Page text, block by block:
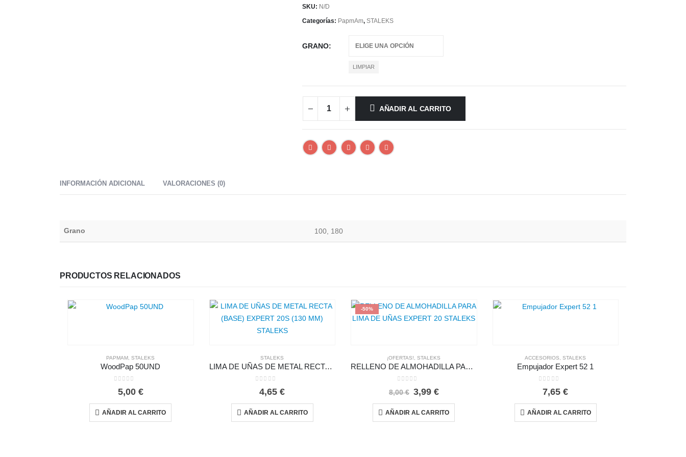
SKU: N/D
Categorías: PapmAm, STALEKS
GRANO
LIMPIAR
AÑADIR AL CARRITO
INFORMACIÓN ADICIONAL VALORACIONES (0)
Grano 100, 180
PRODUCTOS RELACIONADOS
PAPMAM ,STALEKS
WoodPap 50UND
5,00 €
AÑADIR AL CARRITO
STALEKS
LIMA DE UÑAS DE METAL RECTA (BASE) EXPERT 20S (130 MM) STALEKS
4,65€
AÑADIR AL CARRITO
-50%
¡OFERTAS! ,STALEKS
RELLENO DE ALMOHADILLA PARA LIMA DE UÑAS EXPERT 20 STALEKS
8,00€ El
original
3,99 €El
actual
AÑADIR AL CARRITO
ACCESORIOS ,STALEKS
Empujador Expert 52 1
7,65€
AÑADIR AL CARRITO